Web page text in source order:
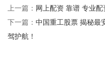
上一篇： 网上配资 靠谱 专业
下一篇： 中国重工股票 揭秘最
驾护航！